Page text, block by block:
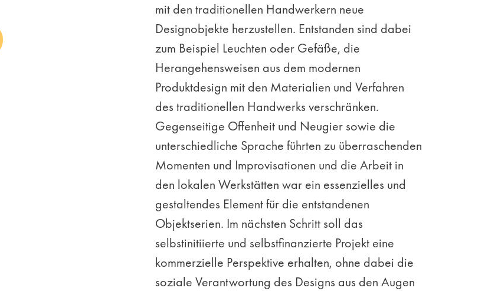
mit den traditionellen Handwerkern neue
Designobjekte herzustellen. Entstanden sind dabei
zum Beispiel Leuchten oder Gefäße, die
Herangehensweisen aus dem modernen
Produktdesign mit den Materialien und Verfahren
des traditionellen Handwerks verschränken.
Gegenseitige Offenheit und Neugier sowie die
unterschiedliche Sprache führten zu überraschenden
Momenten und Improvisationen und die Arbeit in
den lokalen Werkstätten war ein essenzielles und
gestaltendes Element für die entstandenen
Objektserien. Im nächsten Schritt soll das
selbstinitiierte und selbstfinanzierte Projekt eine
kommerzielle Perspektive erhalten, ohne dabei die
soziale Verantwortung des Designs aus den Augen